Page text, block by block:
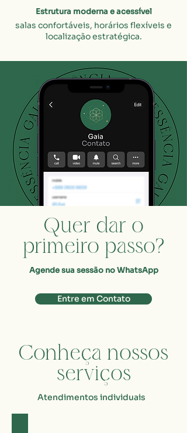
Estrutura moderna e acessível
salas confortáveis, horários flexíveis e
localização estratégica.
Quer dar o
primeiro passo?
Agende sua sessão no WhatsApp
Entre em Contato
Conheça nossos
serviços
Atendimentos individuais​